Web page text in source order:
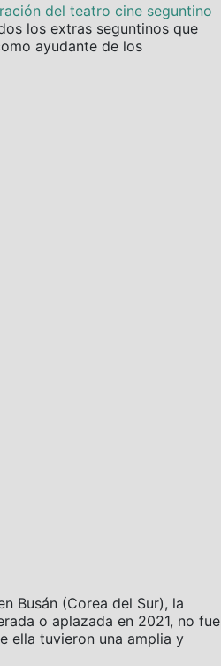
del teatro cine seguntino
los extras seguntinos que
ayudante de los
Busán (Corea del Sur), la
o aplazada en 2021, no fue
ella tuvieron una amplia y